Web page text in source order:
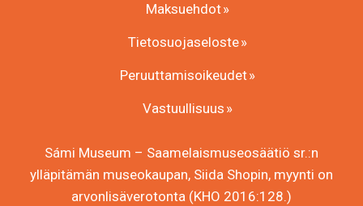
Maksuehdot
Tietosuojaseloste
Peruuttamisoikeudet
Vastuullisuus
Sámi Museum – Saamelaismuseosäätiö sr.:n
ylläpitämän museokaupan, Siida Shopin, myynti on
arvonlisäverotonta (KHO 2016:128.)